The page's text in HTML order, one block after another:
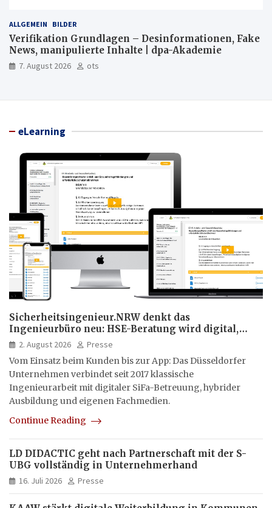
ALLGEMEIN BILDER
Verifikation Grundlagen – Desinformationen, Fake
News, manipulierte Inhalte | dpa-Akademie
7. August 2026 ots
eLearning
Sicherheitsingenieur.NRW denkt das
Ingenieurbüro neu: HSE-Beratung wird digital,
hybrid und multimedial
2. August 2026
Presse
Vom Einsatz beim Kunden bis zur App: Das Düsseldorfer
Unternehmen verbindet seit 2017 klassische
Ingenieurarbeit mit digitaler SiFa-Betreuung, hybrider
Ausbildung und eigenen Fachmedien.
Continue Reading
LD DIDACTIC geht nach Partnerschaft mit der S-
UBG vollständig in Unternehmerhand
16. Juli 2026 Presse